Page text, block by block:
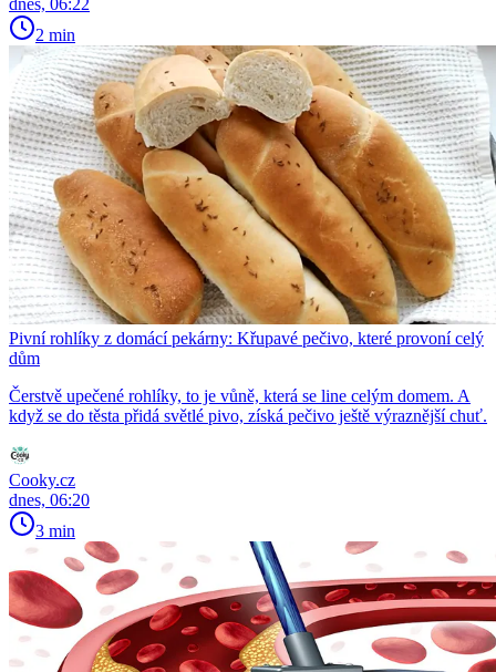
2 min
Pivní rohlíky z domácí pekárny: Křupavé pečivo, které provoní celý
dům
Čerstvě upečené rohlíky, to je vůně, která se line celým domem. A
když se do těsta přidá světlé pivo, získá pečivo ještě výraznější chuť.
Cooky.cz
dnes, 06:20
3 min